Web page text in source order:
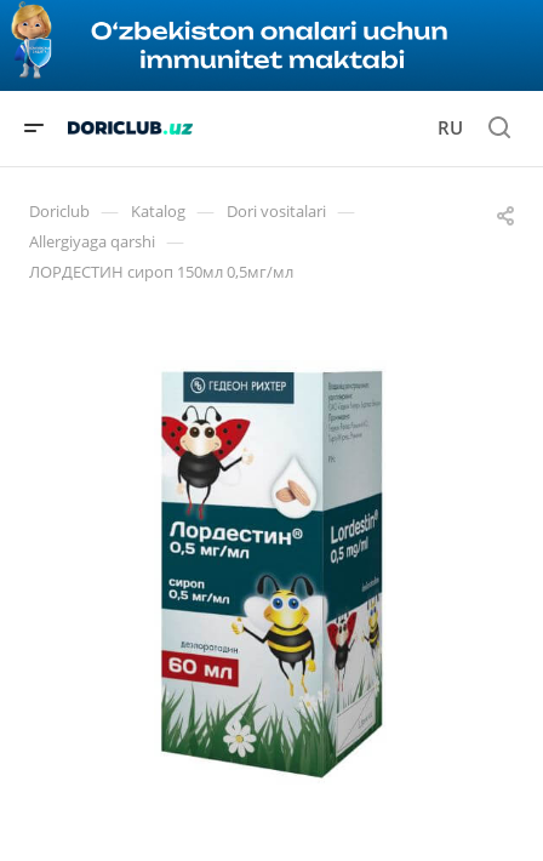
RU
Doriclub — Katalog — Dori vositalari —
Allergiyaga qarshi —
ЛОРДЕСТИН сироп 150мл 0,5мг/мл